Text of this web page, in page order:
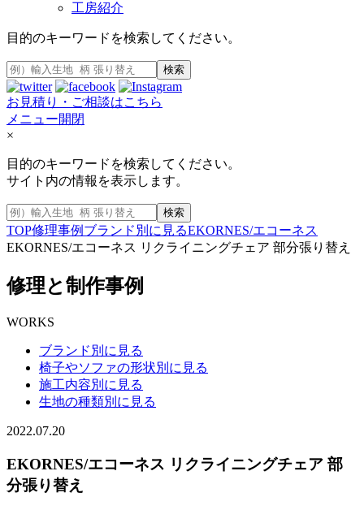
工房紹介
目的のキーワードを検索してください。
検索
お見積り・ご相談はこちら
メニュー開閉
×
目的のキーワードを検索してください。
サイト内の情報を表示します。
検索
TOP修理事例 ブランド別に見るEKORNES/エコーネス
EKORNES/エコーネス リクライニングチェア 部分張り替え
修理と制作事例
WORKS
ブランド別に見る
椅子やソファの形状別に見る
施工内容別に見る
生地の種類別に見る
2022.07.20
EKORNES/エコーネス リクライニングチェア 部
分張り替え